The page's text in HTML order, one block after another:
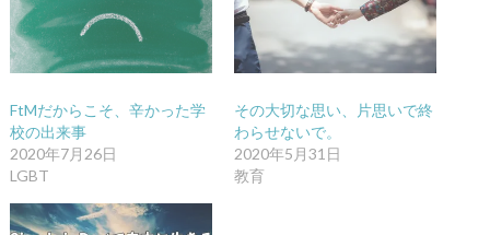
FtMだからこそ、辛かった学
校の出来事
2020年7月26日
LGBT
その大切な思い、片思いで終
わらせないで。
2020年5月31日
教育